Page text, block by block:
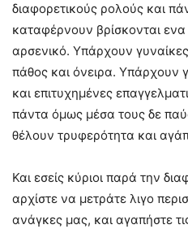
διαφορετικούς ρολούς και
καταφέρνουν βρίσκονται
αρσενικό. Υπάρχουν
πάθος και όνειρα. Υπάρχουν
και επιτυχημένες
πάντα όμως μέσα τους δε
θέλουν τρυφερότητα και
Και εσείς κύριοι παρά την
αρχίστε να μετράτε λιγο
ανάγκες μας, και αγαπήστε